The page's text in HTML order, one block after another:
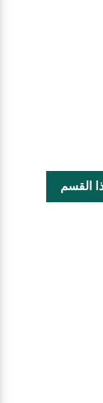
القسم